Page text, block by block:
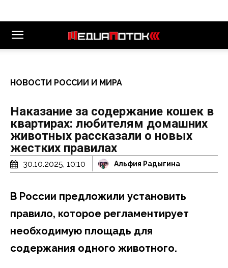
НОВОСТИ РОССИИ И МИРА
Наказание за содержание кошек в
квартирах: любителям домашних
животных рассказали о новых
жестких правилах
30.10.2025, 10:10 Альфия Радыгина
В России предложили установить
правило, которое регламентирует
необходимую площадь для
содержания одного животного.